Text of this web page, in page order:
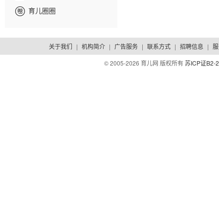
育儿圈圈
关于我们 | 机构简介 | 广告服务 | 联系方式 | 招聘信息 |
© 2005-2026 育儿网 版权所有苏ICP证B2-